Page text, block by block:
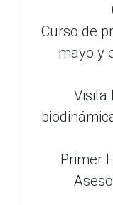
Curso de
mayo y
Visita
Primer